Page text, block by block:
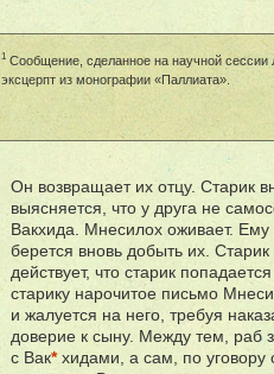
1 Сообщение, сделанное на научной сессии
эксцерпт из монографии «Паллиата».
Он возвращает их отцу. Старик
выясняется, что у друга не
Вакхида. Мнесилох оживает. Ему
берется вновь добыть их.
действует, что старик
старику нарочитое письмо
и жалуется на него, требуя
доверие к сыну. Между тем, раб
с Вак*хидами, а сам, по уговору